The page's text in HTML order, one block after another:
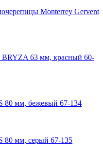
Monterrey Gervent
BRYZA 63 мм, краcный 60-
80 мм, бежевый 67-134
80 мм, серый 67-135